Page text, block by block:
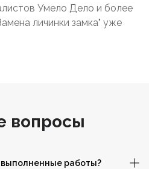
Умело Дело и более
личинки замка" уже
вопросы
работы?